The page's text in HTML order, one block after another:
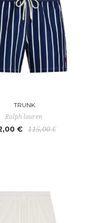
TRUNK
Ralph lauren
€ 115,00 €